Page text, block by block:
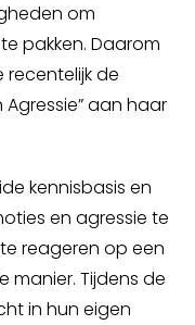
om
pakken. Daarom
de
aan haar
kennisbasis en
en agressie te
reageren op een
manier. Tijdens de
in hun eigen